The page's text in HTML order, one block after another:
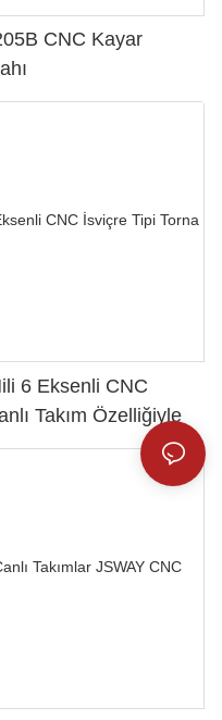
CNC Kayar
6 Eksenli CNC
Takım Özelliğiyle